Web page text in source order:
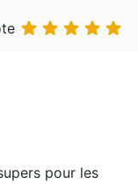
    
pour les